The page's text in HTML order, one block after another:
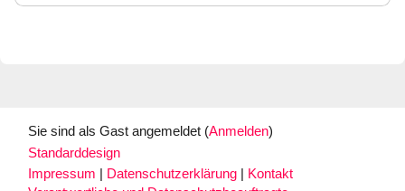
Sie sind als Gast angemeldet (Anmelden)
Standarddesign
Impressum
Datenschutzerklärung
Kontakt